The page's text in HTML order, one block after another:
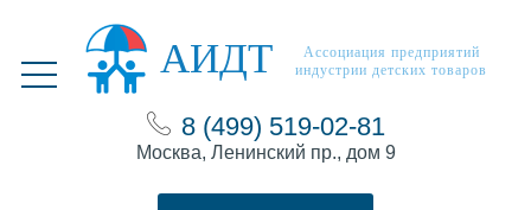
АИДТ
Ассоциация предприятий
индустрии детских товаров
8 (499) 519-02-81
Москва, Ленинский пр., дом 9